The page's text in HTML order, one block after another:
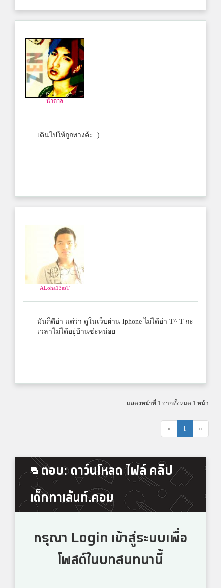
น้ำตาล
เดินไปให้ถูกทางค้ะ :)
ALoha13esT
มันก็ดีอ่า แต่ว่า ดูในเว็บผ่าน Iphone ไม่ได้อ่า T^ T กะ
เวลาไม่ได้อยู่บ้านซ่ะหน่อย
แสดงหน้าที่ 1 จากทั้งหมด 1 หน้า
« 1 »
ตอบ: ดาว์นโหลด ไฟล์ คลิป
เด็กทาเล้นท์.คอม
กรุณา Login เข้าสู่ระบบเพื่อ
โพสต์ในบทสนทนานี้